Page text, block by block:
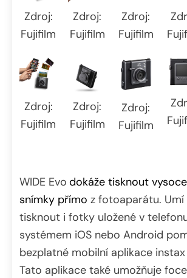
Zdroj:
Fujifilm
Zdroj:
Fujifilm
Zdroj:
Fujifilm
Zdroj:
Fujifilm
Zdroj:
Fujifilm
Zdroj:
Fujifilm
WIDE Evo dokáže tisknout
snímky přímo z fotoaparátu. Umí
tisknout i fotky uložené v
systémem iOS nebo Android
bezplatné mobilní aplikace instax
Tato aplikace také umožňuje